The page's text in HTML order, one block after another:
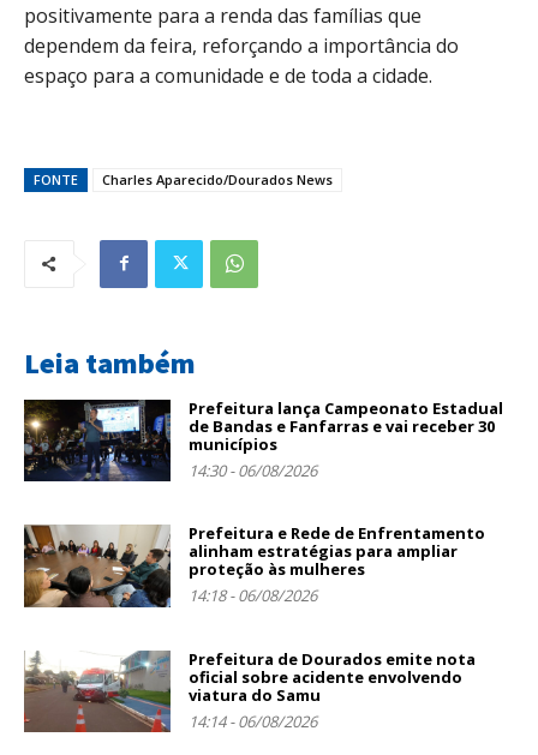
positivamente para a renda das famílias que
dependem da feira, reforçando a importância do
espaço para a comunidade e de toda a cidade.
FONTE Charles Aparecido/Dourados News
Leia também
Prefeitura lança Campeonato Estadual
de Bandas e Fanfarras e vai receber 30
municípios
14:30 - 06/08/2026
Prefeitura e Rede de Enfrentamento
alinham estratégias para ampliar
proteção às mulheres
14:18 - 06/08/2026
Prefeitura de Dourados emite nota
oficial sobre acidente envolvendo
viatura do Samu
14:14 - 06/08/2026